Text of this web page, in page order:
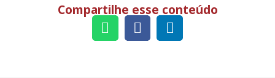
Compartilhe esse conteúdo